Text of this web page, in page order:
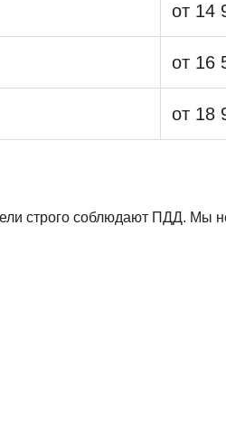
от 14
от 16
от 18
строго соблюдают ПДД. Мы